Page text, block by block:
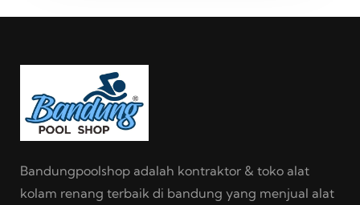
Bandungpoolshop adalah kontraktor & toko alat
kolam renang terbaik di bandung yang menjual alat